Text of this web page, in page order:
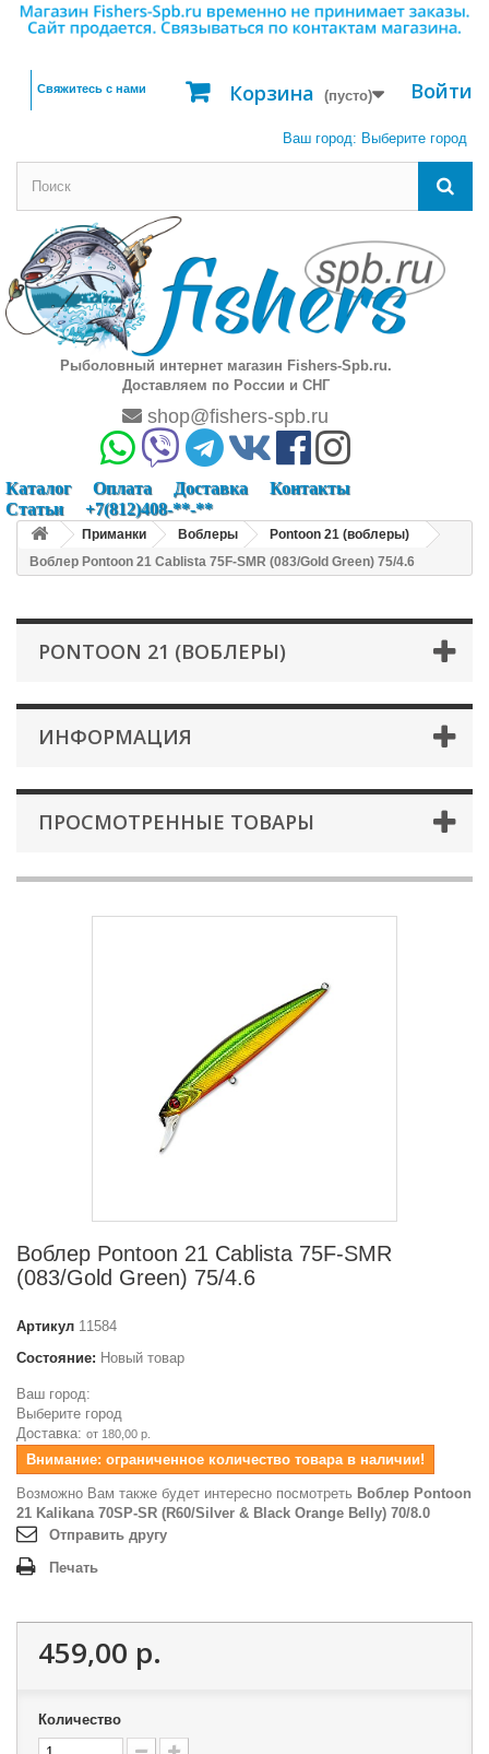
Войти
Корзина (пусто)
Свяжитесь с нами
Ваш город: Выберите город
Рыболовный интернет магазин Fishers-Spb.ru.
Доставляем по России и СНГ
shop@fishers-spb.ru
Каталог Оплата Доставка
Контакты
Статьи
+7(812)408-**-**
Приманки Воблеры
Pontoon 21 (воблеры)
Воблер Pontoon 21 Cablista 75F-SMR (083/Gold Green) 75/4.6
PONTOON 21 (ВОБЛЕРЫ)
ИНФОРМАЦИЯ
ПРОСМОТРЕННЫЕ ТОВАРЫ
Воблер Pontoon 21 Cablista 75F-SMR
(083/Gold Green) 75/4.6
Артикул 11584
Состояние: Новый товар
Ваш город:
Выберите город
Доставка: от 180,00 р.
Внимание: ограниченное количество товара в наличии!
Возможно Вам также будет интересно посмотреть Воблер Pontoon
21 Kalikana 70SP-SR (R60/Silver & Black Orange Belly) 70/8.0
Отправить другу
Печать
459,00 р.
Количество